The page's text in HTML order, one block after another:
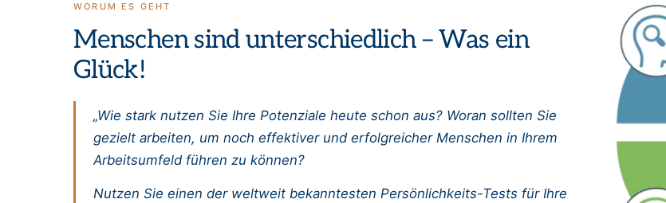
WORUM ES GEHT
Menschen sind unterschiedlich – Was ein
Glück!
„Wie stark nutzen Sie Ihre Potenziale heute schon aus? Woran sollten Sie
gezielt arbeiten, um noch effektiver und erfolgreicher Menschen in Ihrem
Arbeitsumfeld führen zu können?
Nutzen Sie einen der weltweit bekanntesten Persönlichkeits-Tests für Ihre